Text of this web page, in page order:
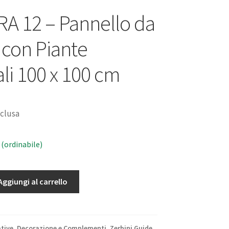
12 – Pannello da
Piante
100 x 100 cm
al carrello